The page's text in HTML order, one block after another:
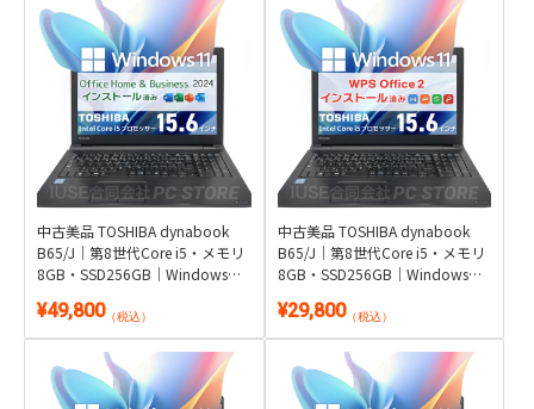
中古美品 TOSHIBA dynabook
B65/J｜第8世代Core i5・メモリ
8GB・SSD256GB｜Windows
¥49,800（税込）
中古美品 TOSHIBA dynabook
B65/J｜第8世代Core i5・メモリ
8GB・SSD256GB｜Windows
¥29,800（税込）